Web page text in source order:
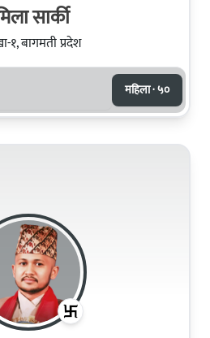
सार्की
१, बागमती प्रदेश
महिला · ५०